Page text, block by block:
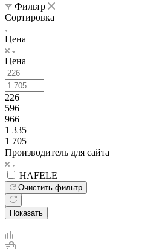
Фильтр
Сортировка
Цена
Цена
226
596
966
1 335
1 705
Производитель для сайта
HAFELE
Очистить фильтр
Показать